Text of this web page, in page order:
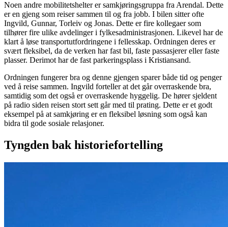
Noen andre mobilitetshelter er samkjøringsgruppa fra Arendal. Dette
er en gjeng som reiser sammen til og fra jobb. I bilen sitter ofte
Ingvild, Gunnar, Torleiv og Jonas. Dette er fire kollegaer som
tilhører fire ulike avdelinger i fylkesadministrasjonen. Likevel har de
klart å løse transportutfordringene i fellesskap. Ordningen deres er
svært fleksibel, da de verken har fast bil, faste passasjerer eller faste
plasser. Derimot har de fast parkeringsplass i Kristiansand.
Ordningen fungerer bra og denne gjengen sparer både tid og penger
ved å reise sammen. Ingvild forteller at det går overraskende bra,
samtidig som det også er overraskende hyggelig. De hører sjeldent
på radio siden reisen stort sett går med til prating. Dette er et godt
eksempel på at samkjøring er en fleksibel løsning som også kan
bidra til gode sosiale relasjoner.
Tyngden bak historiefortelling